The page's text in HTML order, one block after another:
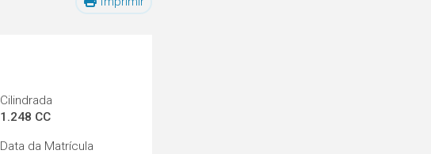
Cilindrada
1.248 CC
Data da Matrícula